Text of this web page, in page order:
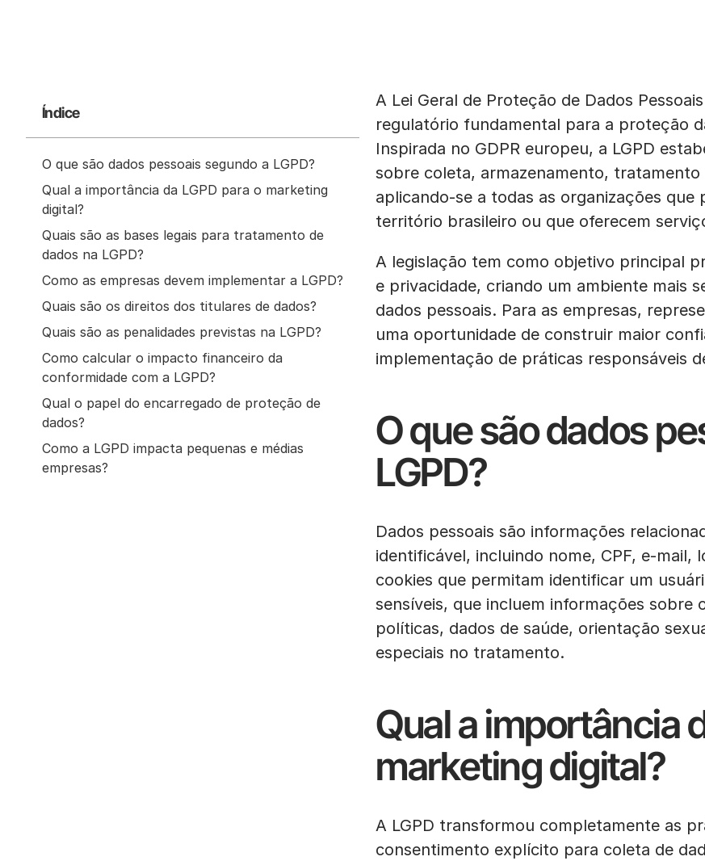
Índice
O que são dados pessoais segundo a LGPD?
Qual a importância da LGPD para o marketing
digital?
Quais são as bases legais para tratamento de
dados na LGPD?
Como as empresas devem implementar a LGPD?
Quais são os direitos dos titulares de dados?
Quais são as penalidades previstas na LGPD?
Como calcular o impacto financeiro da
conformidade com a LGPD?
Qual o papel do encarregado de proteção de
dados?
Como a LGPD impacta pequenas e médias
empresas?
A Lei Geral de Proteção de Dados
regulatório fundamental para a proteção
Inspirada no GDPR europeu, a LGPD
sobre coleta, armazenamento,
aplicando-se a todas as organizações
território brasileiro ou que oferecem
A legislação tem como objetivo principal
e privacidade, criando um ambiente mais
dados pessoais. Para as empresas,
uma oportunidade de construir maior
implementação de práticas responsáveis
O que são dados
LGPD?
Dados pessoais são informações
identificável, incluindo nome, CPF, e-mail,
cookies que permitam identificar um
sensíveis, que incluem informações sobre
políticas, dados de saúde, orientação
especiais no tratamento.
Qual a importância
marketing digital?
A LGPD transformou completamente as
consentimento explícito para coleta de